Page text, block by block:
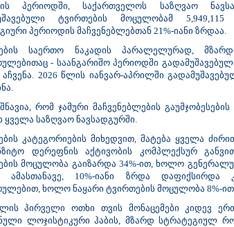
პერიოდში, საქართველოს საზღვაო
ტვირთების მოცულობამ
პერიოდის მაჩვენებლებთან 21%-იანი ზრდაა.
საერთო ნაკადის პარალელურად,
- საანგარიშო პერიოდში
აჩვენა. 2026 წლის იანვარ-აპრილში
რომ ჯამური მაჩვენებლების
ყველა საზღვაო ნავსადგურში.
კატეგორიების მიხედვით, მატება ყველა
დერეფნის აქტივობის კომპლექსურ
მოცულობა გაიზარდა 34%-ით, ხოლო
ამასთანავე, 10%-იანი ზრდა დაფიქსირდა
ხოლო ნაყარი ტვირთების მოცულობა 8%-
პირველი ოთხი თვის მონაცემები კიდევ
ლოჯისტიკური ჰაბის, მზარდ სტრატეგიულ